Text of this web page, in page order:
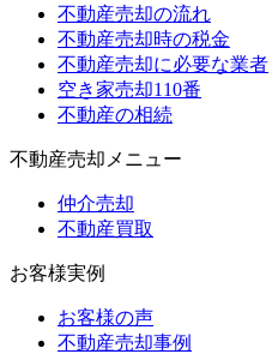
不動産売却の流れ
不動産売却時の税金
不動産売却に必要な業者
空き家売却110番
不動産の相続
不動産売却メニュー
仲介売却
不動産買取
お客様実例
お客様の声
不動産売却事例